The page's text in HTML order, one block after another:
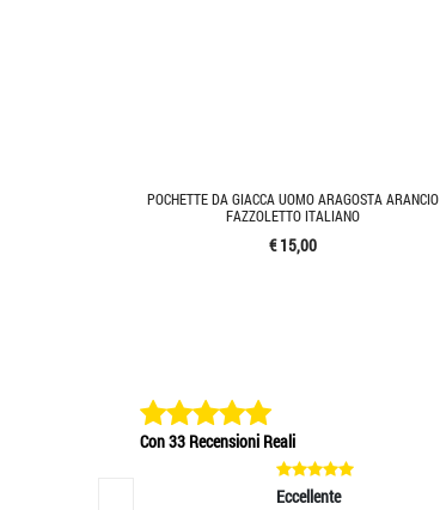
POCHETTE DA GIACCA UOMO ARAGOSTA ARANCIO
FAZZOLETTO ITALIANO
€ 15,00
Con 33 Recensioni Reali